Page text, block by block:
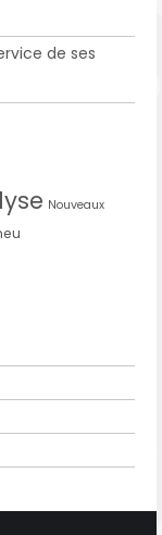
de ses
Nouveaux